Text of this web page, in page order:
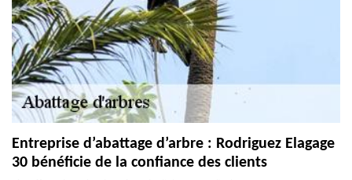
Entreprise d’abattage d’arbre : Rodriguez Elagage
30 bénéficie de la confiance des clients